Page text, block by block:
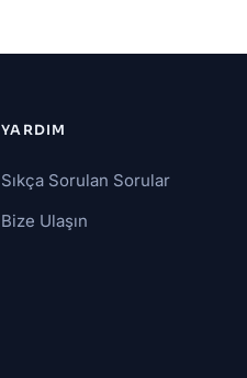
YARDIM
Sıkça Sorulan Sorular
Bize Ulaşın